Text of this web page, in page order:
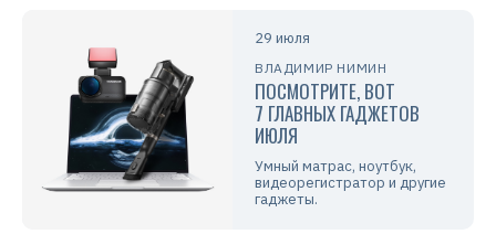
29 июля
ВЛАДИМИР НИМИН
ПОСМОТРИТЕ, ВОТ
7 ГЛАВНЫХ ГАДЖЕТОВ
ИЮЛЯ
Умный матрас, ноутбук,
видеорегистратор и другие
гаджеты.